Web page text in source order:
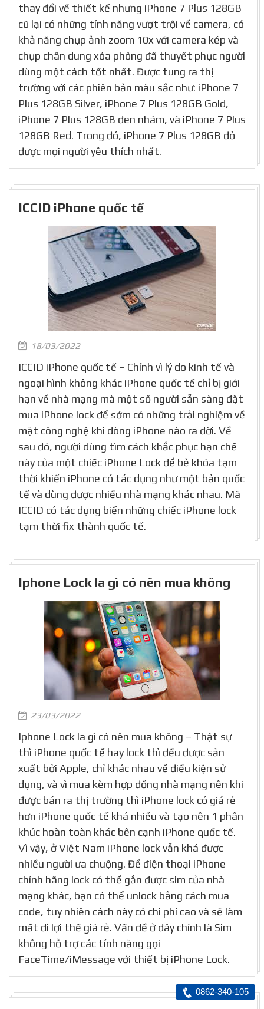
thay đổi về thiết kế nhưng iPhone 7 Plus 128GB
cũ lại có những tính năng vượt trội về camera, có
khả năng chụp ảnh zoom 10x với camera kép và
chụp chân dung xóa phông đã thuyết phục người
dùng một cách tốt nhất. Được tung ra thị
trường với các phiên bản màu sắc như: iPhone 7
Plus 128GB Silver, iPhone 7 Plus 128GB Gold,
iPhone 7 Plus 128GB đen nhám, và iPhone 7 Plus
128GB Red. Trong đó, iPhone 7 Plus 128GB đỏ
được mọi người yêu thích nhất.
ICCID iPhone quốc tế
18/03/2022
ICCID iPhone quốc tế – Chính vì lý do kinh tế và
ngoại hình không khác iPhone quốc tế chỉ bị giới
hạn về nhà mạng mà một số người sẵn sàng đặt
mua iPhone lock để sớm có những trải nghiệm về
mặt công nghệ khi dòng iPhone nào ra đời. Về
sau đó, người dùng tìm cách khắc phục hạn chế
này của một chiếc iPhone Lock để bẻ khóa tạm
thời khiến iPhone có tác dụng như một bản quốc
tế và dùng được nhiều nhà mạng khác nhau. Mã
ICCID có tác dụng biến những chiếc iPhone lock
tạm thời fix thành quốc tế.
Iphone Lock la gì có nên mua không
23/03/2022
Iphone Lock la gì có nên mua không – Thật sự
thì iPhone quốc tế hay lock thì đều được sản
xuất bởi Apple, chỉ khác nhau về điều kiện sử
dụng, và vì mua kèm hợp đồng nhà mạng nên khi
được bán ra thị trường thì iPhone lock có giá rẻ
hơn iPhone quốc tế khá nhiều và tạo nên 1 phân
khúc hoàn toàn khác bên cạnh iPhone quốc tế.
Vì vậy, ở Việt Nam iPhone lock vẫn khá được
nhiều người ưa chuộng. Để điện thoại iPhone
chính hãng lock có thể gắn được sim của nhà
mạng khác, bạn có thể unlock bằng cách mua
code, tuy nhiên cách này có chi phí cao và sẽ làm
mất đi lợi thế giá rẻ. Vấn đề ở đây chính là Sim
không hỗ trợ các tính năng gọi
FaceTime/iMessage với thiết bị iPhone Lock.
0862-340-105